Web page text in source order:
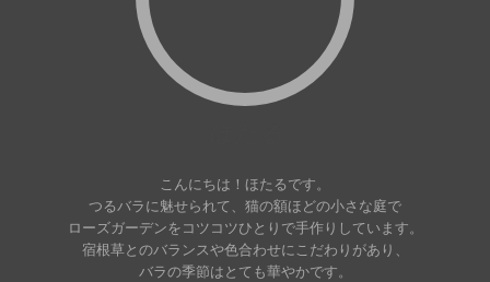
こんにちは！ほたるです。
つるバラに魅せられて、猫の額ほどの小さな庭で
ローズガーデンをコツコツひとりで手作りしています。
宿根草とのバランスや色合わせにこだわりがあり、
バラの季節はとても華やかです。